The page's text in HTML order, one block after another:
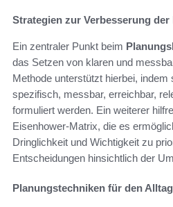
Strategien zur Verbesserung
Ein zentraler Punkt beim
das Setzen von klaren und
Methode unterstützt hierbei,
spezifisch, messbar, erreichbar,
formuliert werden. Ein weiterer
Eisenhower-Matrix, die es
Dringlichkeit und Wichtigkeit zu
Entscheidungen hinsichtlich der
Planungstechniken für den Alltag